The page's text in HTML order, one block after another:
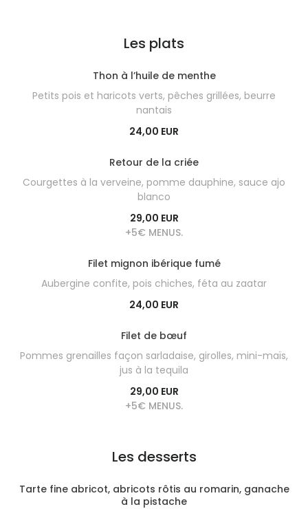
Les plats
Thon à l’huile de menthe
Petits pois et haricots verts, pêches grillées, beurre
nantais
24,00 EUR
Retour de la criée
Courgettes à la verveine, pomme dauphine, sauce ajo
blanco
29,00 EUR
+5€ MENUS.
Filet mignon ibérique fumé
Aubergine confite, pois chiches, féta au zaatar
24,00 EUR
Filet de bœuf
Pommes grenailles façon sarladaise, girolles, mini-maïs,
jus à la tequila
29,00 EUR
+5€ MENUS.
Les desserts
Tarte fine abricot, abricots rôtis au romarin, ganache
à la pistache
La cuisine de Mam